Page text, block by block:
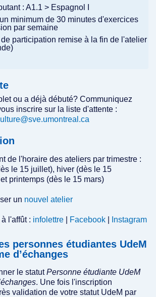
: A1.1 > Espagnol I
minimum de 30 minutes d'exercices
par semaine
participation remise à la fin de l'atelier
ou a déjà débuté? Communiquez
inscrire sur la liste d'attente :
de l'horaire des ateliers par trimestre :
le 15 juillet), hiver (dès le 15
printemps (dès le 15 mars)
un nouvel atelier
l'affût : infolettre Facebook Instagram
personnes étudiantes UdeM
d’échanges
le statutPersonne étudiante UdeM
. Une fois l'inscription
validation de votre statut UdeM par